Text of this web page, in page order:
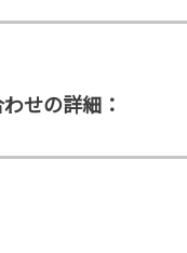
せの詳細：